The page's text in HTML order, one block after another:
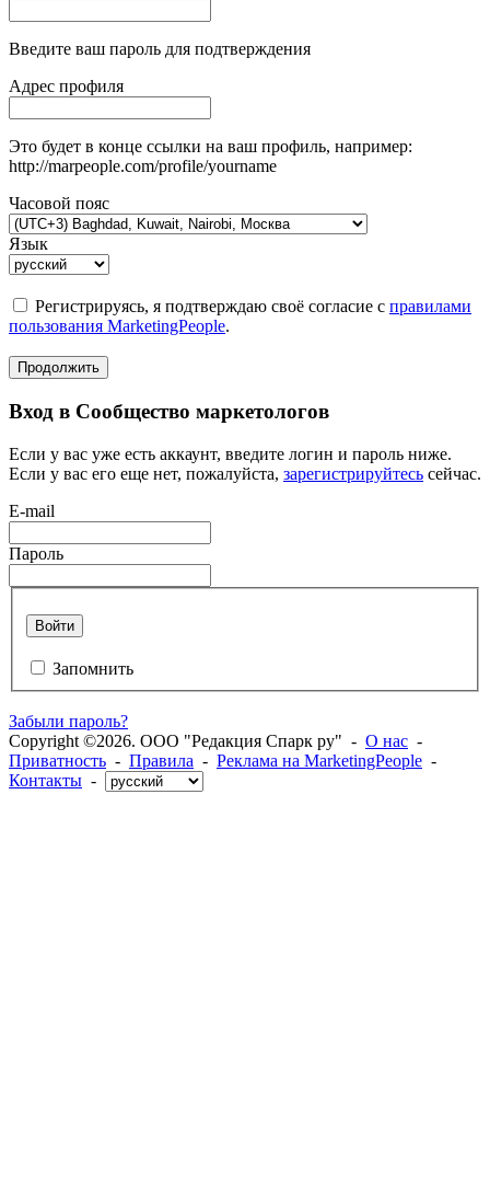
Введите ваш пароль для подтверждения
Адрес профиля
Это будет в конце ссылки на ваш профиль, например:
http://marpeople.com/profile/yourname
Часовой пояс
Язык
Регистрируясь, я подтверждаю своё согласие с правилами
пользования MarketingPeople.
Продолжить
Вход в Сообщество маркетологов
Если у вас уже есть аккаунт, введите логин и пароль ниже.
Если у вас его еще нет, пожалуйста, зарегистрируйтесь сейчас.
E-mail
Пароль
Войти
Запомнить
Забыли пароль?
Copyright ©2026. ООО "Редакция Спарк ру" - О нас -
Приватность - Правила - Реклама на MarketingPeople -
Контакты -